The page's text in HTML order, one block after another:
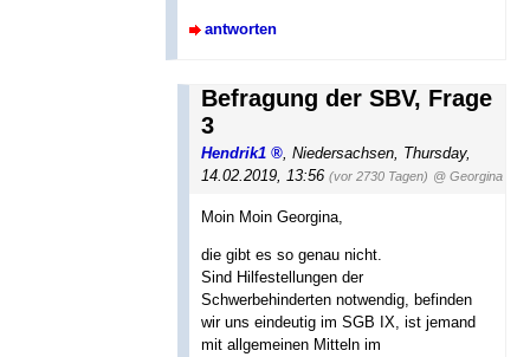
antworten
Befragung der SBV, Frage
3
Hendrik1 , Niedersachsen, Thursday,
14.02.2019, 13:56 (vor 2730 Tagen) @ Georgina
Moin Moin Georgina,
die gibt es so genau nicht.
Sind Hilfestellungen der
Schwerbehinderten notwendig, befinden
wir uns eindeutig im SGB IX, ist jemand
mit allgemeinen Mitteln im